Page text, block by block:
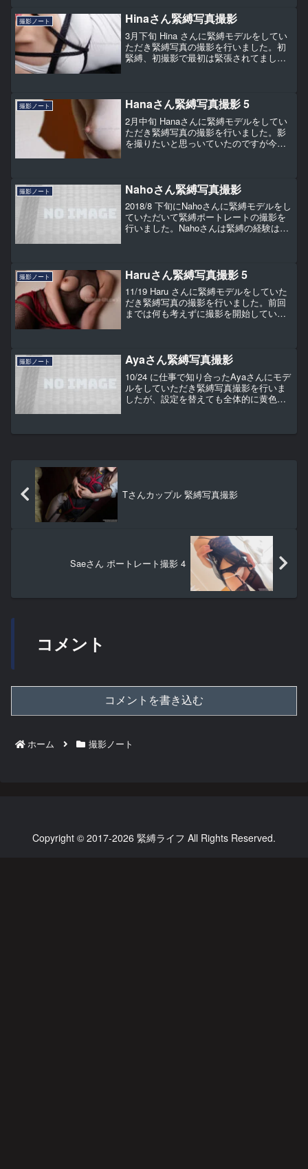
くらい...
撮影ノート Hinaさん緊縛写真撮影
3月下旬 Hina さんに緊縛モデルをしてい
ただき緊縛写真の撮影を行いました。初
緊縛、初撮影で最初は緊張されてました
した。
撮影ノート Hanaさん緊縛写真撮影 5
2月中旬 Hanaさんに緊縛モデルをしてい
ただき緊縛写真の撮影を行いました。影
を撮りたいと思っいていたのですが今回
撮影ノート Nahoさん緊縛写真撮影
2018/8 下旬にNahoさんに緊縛モデルをし
ていただいて緊縛ポートレートの撮影を
行いました。Nahoさんは緊縛の経験は数
た。
撮影ノート Haruさん緊縛写真撮影 5
11/19 Haru さんに緊縛モデルをしていた
だき緊縛写真の撮影を行いました。前回
までは何も考えずに撮影を開始していま
ク。この部屋...
撮影ノート Ayaさん緊縛写真撮影
10/24 に仕事で知り合ったAyaさんにモデ
ルをしていただき緊縛写真撮影を行いま
したが、設定を替えても全体的に黄色味
ァーさんと一緒に撮影をする予定なの
Tさんカップル 緊縛写真撮影
Saeさん ポートレート撮影 4
コメント
コメントを書き込む
ホーム 撮影ノート
Copyright © 2017-2026 緊縛ライフ All Rights Reserved.